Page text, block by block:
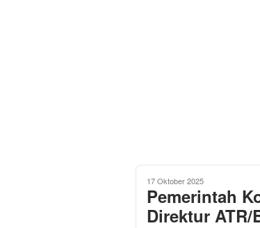
17 Oktober 2025
Pemerintah
Direktur